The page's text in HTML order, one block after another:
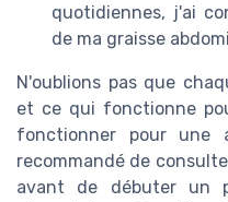
quotidiennes, j'ai
de ma graisse
N'oublions pas que
et ce qui fonctionne
fonctionner pour une
recommandé de
avant de débuter un